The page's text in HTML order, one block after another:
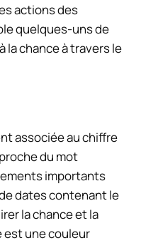
actions des
quelques-uns de
la chance à travers le
associée au chiffre
du mot
importants
dates contenant le
la chance et la
est une couleur